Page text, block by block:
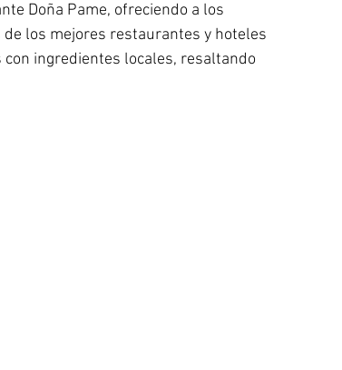
Doña Pame, ofreciendo a los
los mejores restaurantes y hoteles
ingredientes locales, resaltando